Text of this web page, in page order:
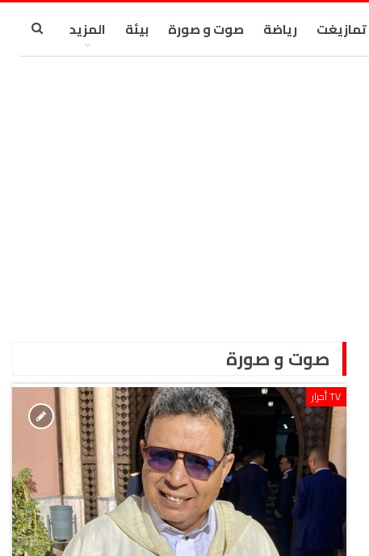
تمازيغت رياضة صوت و صورة بيئة المزيد
صوت و صورة
TV أحرار